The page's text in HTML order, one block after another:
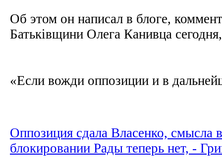
Об этом он написал в блоге,
Батьківщини Олега Канивца
«Если вожди оппозиции и в
Оппозиция сдала Власенко, смысла в
блокировании Рады теперь нет, -